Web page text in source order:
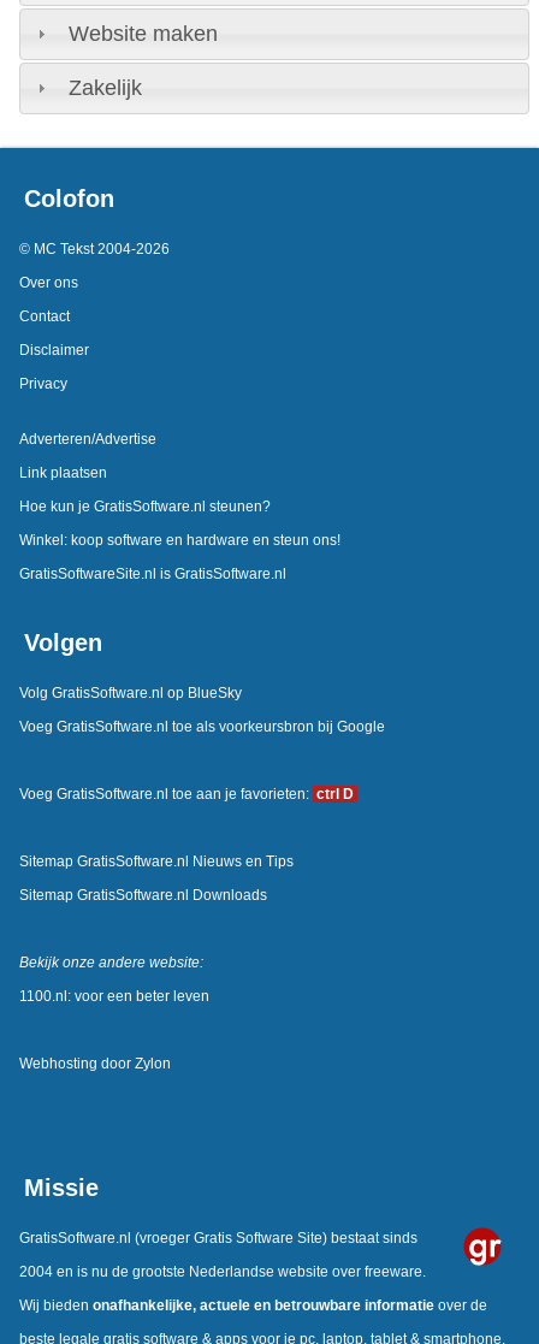
Website maken
Zakelijk
Colofon
© MC Tekst 2004-2026
Over ons
Contact
Disclaimer
Privacy
Adverteren/Advertise
Link plaatsen
Hoe kun je GratisSoftware.nl steunen?
Winkel: koop software en hardware en steun ons!
GratisSoftwareSite.nl is GratisSoftware.nl
Volgen
Volg GratisSoftware.nl op BlueSky
Voeg GratisSoftware.nl toe als voorkeursbron bij Google
Voeg GratisSoftware.nl toe aan je favorieten: ctrl D
Sitemap GratisSoftware.nl Nieuws en Tips
Sitemap GratisSoftware.nl Downloads
Bekijk onze andere website:
1100.nl: voor een beter leven
Webhosting door Zylon
Missie
GratisSoftware.nl (vroeger Gratis Software Site) bestaat sinds
2004 en is nu de grootste Nederlandse website over freeware.
Wij bieden onafhankelijke, actuele en betrouwbare informatieover de
beste legale gratis software & apps voor je pc, laptop, tablet & smartphone.